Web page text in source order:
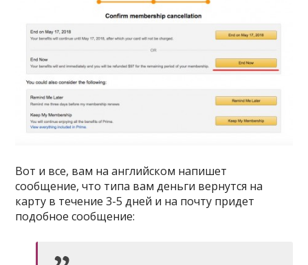
Вот и все, вам на английском напишет
сообщение, что типа вам деньги вернутся на
карту в течение 3-5 дней и на почту придет
подобное сообщение: